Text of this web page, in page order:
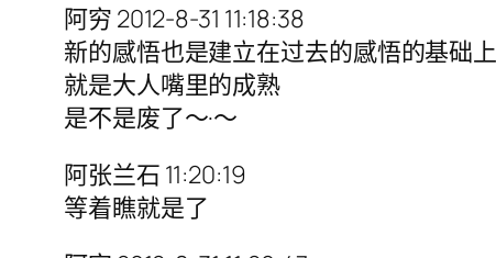
阿穷 2012-8-31 11:18:38
新的感悟也是建立在过去的感悟的基础上
就是大人嘴里的成熟
是不是废了～·～
阿张兰石 11:20:19
等着瞧就是了